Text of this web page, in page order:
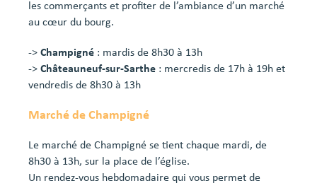
les commerçants et profiter de l’ambiance d’un marché
au cœur du bourg.
-> Champigné : mardis de 8h30 à 13h
-> Châteauneuf-sur-Sarthe : mercredis de 17h à 19h et
vendredis de 8h30 à 13h
Marché de Champigné
Le marché de Champigné se tient chaque mardi, de
8h30 à 13h, sur la place de l’église.
Un rendez-vous hebdomadaire qui vous permet de